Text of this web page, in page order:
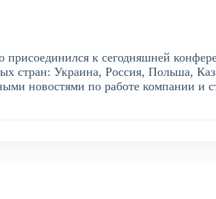
присоединился к сегодняшней
стран: Украина, Россия, Польша,
новостями по работе компании и